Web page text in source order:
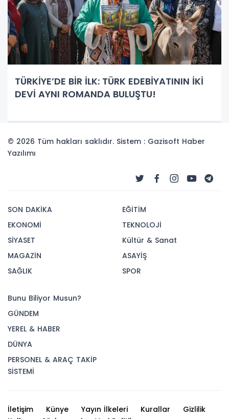
TÜRKİYE’DE BİR İLK: TÜRK EDEBİYATININ İKİ
DEVİ AYNI ROMANDA BULUŞTU!
© 2026 Tüm hakları saklıdır. Sistem : Gazisoft Haber
Yazılımı
SON DAKİKA
EKONOMİ
SİYASET
MAGAZİN
SAĞLIK
EĞİTİM
TEKNOLOJİ
Kültür & Sanat
ASAYİŞ
SPOR
Bunu Biliyor Musun?
GÜNDEM
YEREL & HABER
DÜNYA
PERSONEL & ARAÇ TAKİP
SİSTEMİ
İletişim Künye Yayın İlkeleri Kurallar
Gizlilik